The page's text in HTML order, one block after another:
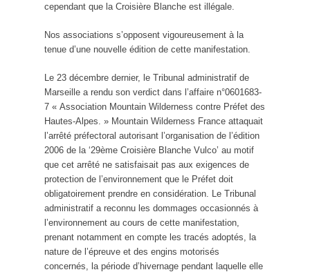
cependant que la Croisière Blanche est illégale.
Nos associations s’opposent vigoureusement à la
tenue d’une nouvelle édition de cette manifestation.
Le 23 décembre dernier, le Tribunal administratif de
Marseille a rendu son verdict dans l’affaire n°0601683-
7 « Association Mountain Wilderness contre Préfet des
Hautes-Alpes. » Mountain Wilderness France attaquait
l’arrêté préfectoral autorisant l’organisation de l’édition
2006 de la ‘29ème Croisière Blanche Vulco’ au motif
que cet arrêté ne satisfaisait pas aux exigences de
protection de l’environnement que le Préfet doit
obligatoirement prendre en considération. Le Tribunal
administratif a reconnu les dommages occasionnés à
l’environnement au cours de cette manifestation,
prenant notamment en compte les tracés adoptés, la
nature de l’épreuve et des engins motorisés
concernés, la période d’hivernage pendant laquelle elle